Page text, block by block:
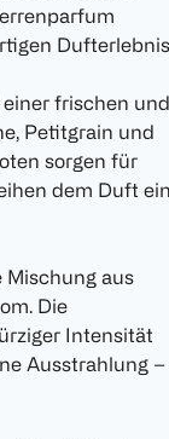
frischen und
Petitgrain und
sorgen für
dem Duft
aus
Die
Intensität
Ausstrahlung –